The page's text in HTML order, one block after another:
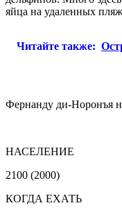
яйца на удаленных
Читайте также:
Фернанду ди-Норонъя
НАСЕЛЕНИЕ
2100 (2000)
КОГДА ЕХАТЬ